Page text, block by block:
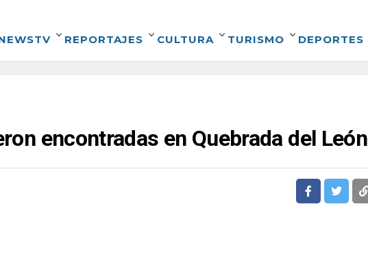
REPORTAJES CULTURA TURISMO DEPORTES
encontradas en Quebrada del León